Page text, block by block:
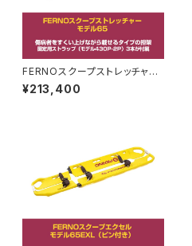
FERNOスクープストレッチャ
ー モデル65
¥213,400